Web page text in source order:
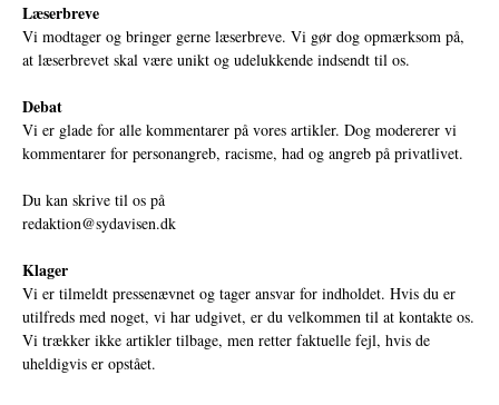
Læserbreve
Vi modtager og bringer gerne læserbreve. Vi gør dog opmærksom på,
at læserbrevet skal være unikt og udelukkende indsendt til os.
Debat
Vi er glade for alle kommentarer på vores artikler. Dog modererer vi
kommentarer for personangreb, racisme, had og angreb på privatlivet.
Du kan skrive til os på
redaktion@sydavisen.dk
Klager
Vi er tilmeldt pressenævnet og tager ansvar for indholdet. Hvis du er
utilfreds med noget, vi har udgivet, er du velkommen til at kontakte os.
Vi trækker ikke artikler tilbage, men retter faktuelle fejl, hvis de
uheldigvis er opstået.